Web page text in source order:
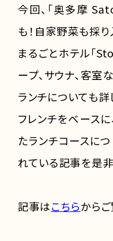
今回、「奥多摩
も！自家野菜も採り
まるごとホテル「
ープ、サウナ、客室
ランチについても詳
フレンチをベース
たランチコースに
れている記事を是非
記事はこちらから